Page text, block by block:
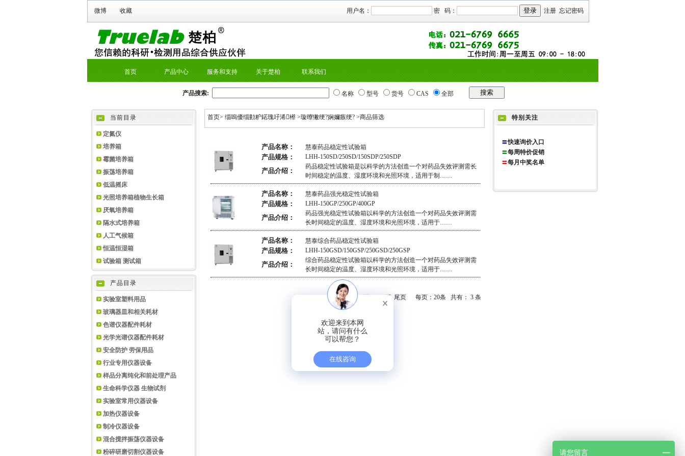
微博 收藏 用户名： 密 码： 注册 忘记密码
首页 产品中心 服务和支持 关于楚柏 联系我们
产品搜索: 名称 型号 货号 CAS 全部
当前目录
定氮仪
培养箱
霉菌培养箱
振荡培养箱
低温摇床
光照培养箱植物生长箱
厌氧培养箱
隔水式培养箱
人工气候箱
恒温恒湿箱
试验箱 测试箱
产品目录
实验室塑料用品
玻璃器皿和相关耗材
色谱仪器配件耗材
光学光谱仪器配件耗材
安全防护 劳保用品
行业专用仪器设备
样品分离纯化和前处理产品
生命科学仪器 生物试剂
实验室常用仪器设备
加热仪器设备
制冷仪器设备
混合搅拌振荡仪器设备
粉碎研磨切割仪器设备
首页> 缁嗚優缁勭粐鍩瑰吇浠櫒>璇曢獙绠?娴嬭瘯绠? >商品筛选
产品名称： 慧泰药品稳定性试验箱
产品规格： LHH-150SD/250SD/150SDP/250SDP
产品介绍：
药品稳定性试验箱是以科学的方法创造一个对药品失效评测需长
时间稳定的温度、湿度环境和光照环境，适用于制……
产品名称： 慧泰药品强光稳定性试验箱
产品规格： LHH-150GP/250GP/400GP
产品介绍：
药品强光稳定性试验箱以科学的方法创造一个对药品失效评测需
长时间稳定的温度、湿度环境和光照环境，适用于……
产品名称： 慧泰综合药品稳定性试验箱
产品规格： LHH-150GSD/150GSP/250GSD/250GSP
产品介绍：
综合药品稳定性试验箱以科学的方法创造一个对药品失效评测需
长时间稳定的温度、湿度环境和光照环境，适用于……
首页 上一页 下一页 尾页 每页：20条 共有： 3条
特别关注
〓快速询价入口
〓每周特价促销
〓每月中奖名单
请您留言
欢迎来到本网
站，请问有什么
可以帮您？
在线咨询